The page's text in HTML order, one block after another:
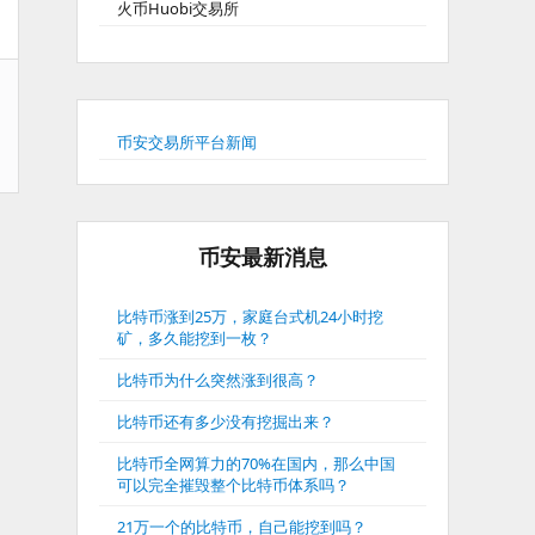
火币Huobi交易所
币安交易所平台新闻
币安最新消息
比特币涨到25万，家庭台式机24小时挖
矿，多久能挖到一枚？
比特币为什么突然涨到很高？
比特币还有多少没有挖掘出来？
比特币全网算力的70%在国内，那么中国
可以完全摧毁整个比特币体系吗？
21万一个的比特币，自己能挖到吗？